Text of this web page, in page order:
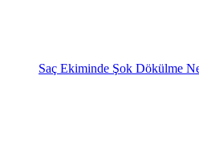
Saç Ekiminde Şok Dökülme